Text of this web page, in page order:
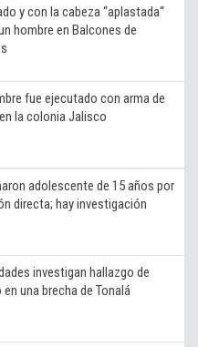
y con la cabeza “aplastada“
hombre en Balcones de
fue ejecutado con arma de
la colonia Jalisco
adolescente de 15 años por
directa; hay investigación
investigan hallazgo de
en una brecha de Tonalá